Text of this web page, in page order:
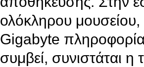
ολόκληρου
Gigabyte
συμβεί, συνιστάται